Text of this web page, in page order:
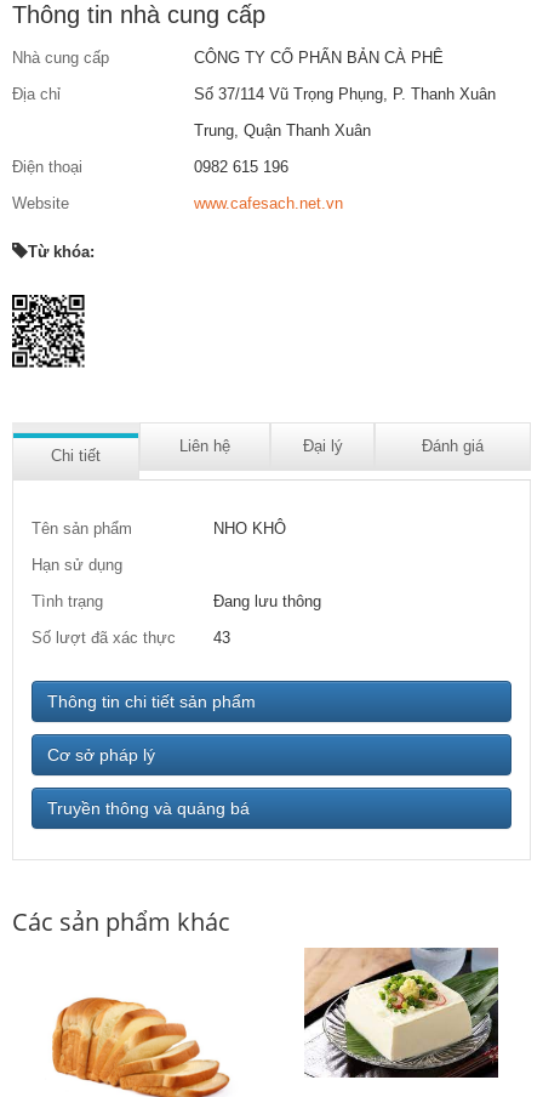
Thông tin nhà cung cấp
Nhà cung cấp
CÔNG TY CỔ PHẨN BẢN CÀ PHÊ
Địa chỉ
Số 37/114 Vũ Trọng Phụng, P. Thanh Xuân
Trung, Quận Thanh Xuân
Điện thoại
0982 615 196
Website
www.cafesach.net.vn
Từ khóa:
Chi tiết
Liên hệ Đại lý Đánh giá
Tên sản phẩm
NHO KHÔ
Hạn sử dụng
Tình trạng
Đang lưu thông
Số lượt đã xác thực
43
Thông tin chi tiết sản phẩm
Cơ sở pháp lý
Truyền thông và quảng bá
Các sản phẩm khác